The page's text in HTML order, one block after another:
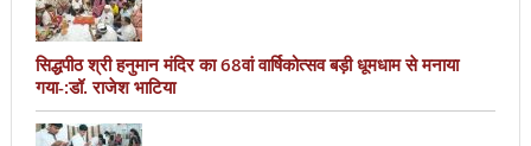
सिद्धपीठ श्री हनुमान मंदिर का 68वां वार्षिकोत्सव बड़ी धूमधाम से मनाया
गया-:डॉ. राजेश भाटिया